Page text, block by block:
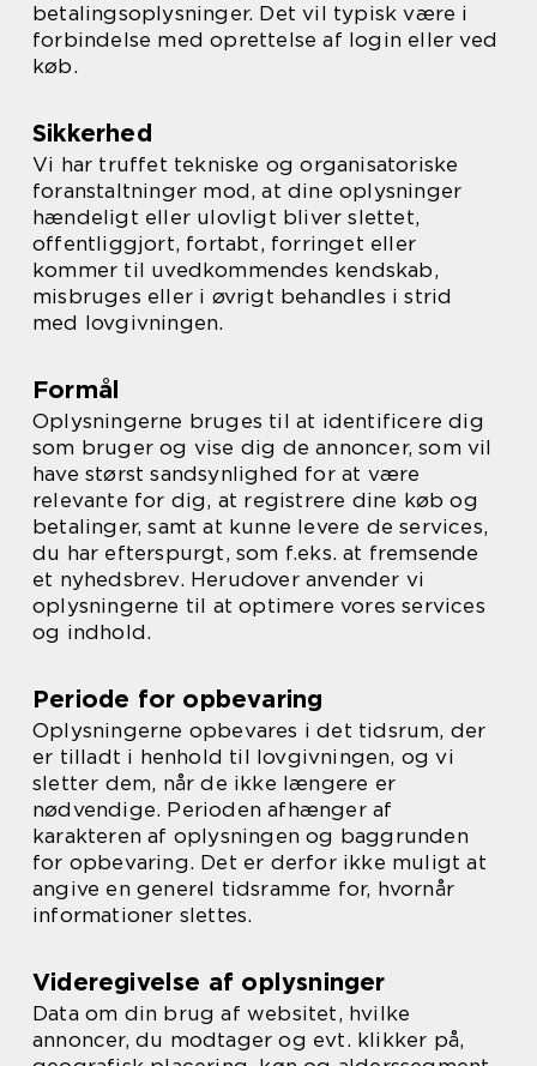
betalingsoplysninger. Det vil typisk være i
forbindelse med oprettelse af login eller ved
køb.
Sikkerhed
Vi har truffet tekniske og organisatoriske
foranstaltninger mod, at dine oplysninger
hændeligt eller ulovligt bliver slettet,
offentliggjort, fortabt, forringet eller
kommer til uvedkommendes kendskab,
misbruges eller i øvrigt behandles i strid
med lovgivningen.
Formål
Oplysningerne bruges til at identificere dig
som bruger og vise dig de annoncer, som vil
have størst sandsynlighed for at være
relevante for dig, at registrere dine køb og
betalinger, samt at kunne levere de services,
du har efterspurgt, som f.eks. at fremsende
et nyhedsbrev. Herudover anvender vi
oplysningerne til at optimere vores services
og indhold.
Periode for opbevaring
Oplysningerne opbevares i det tidsrum, der
er tilladt i henhold til lovgivningen, og vi
sletter dem, når de ikke længere er
nødvendige. Perioden afhænger af
karakteren af oplysningen og baggrunden
for opbevaring. Det er derfor ikke muligt at
angive en generel tidsramme for, hvornår
informationer slettes.
Videregivelse af oplysninger
Data om din brug af websitet, hvilke
annoncer, du modtager og evt. klikker på,